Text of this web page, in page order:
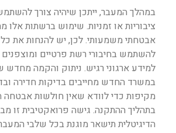
ציבוריות או זמניות. שימוש ברשתות אלו
אבטחתי משמעותי. לכן, יש להנחות את
למידע ארגוני רגיש. ניתוק והקמה
במשרד החדש מחייבים בדיקות חדירה
מקיפות כדי לוודא שאין חולשות אבטחה
בתהליך ההתקנה. גישה פרואקטיבית זו
הדיגיטלית תישאר מוגנת בכל שלבי